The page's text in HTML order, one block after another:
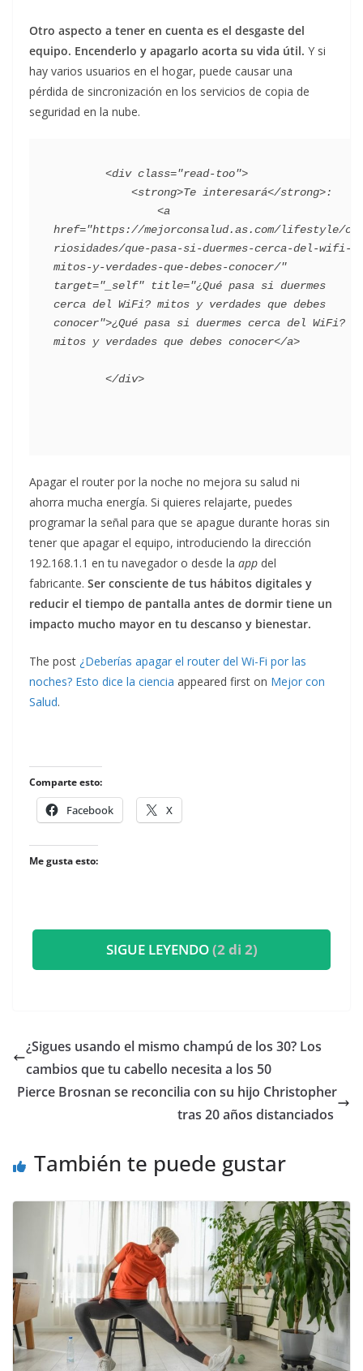
Otro aspecto a tener en cuenta es el desgaste del
equipo. Encenderlo y apagarlo acorta su vida útil. Y si
hay varios usuarios en el hogar, puede causar una
pérdida de sincronización en los servicios de copia de
seguridad en la nube.
href="https://mejorconsalud.as.com/lifestyle/cu
riosidades/que-pasa-si-duermes-cerca-del-wifi-
mitos-y-verdades-que-debes-conocer/"
target="_self" title="¿Qué pasa si duermes
cerca del WiFi? mitos y verdades que debes
conocer">¿Qué pasa si duermes cerca del WiFi?
mitos y verdades que debes conocer</a>
Apagar el router por la noche no mejora su salud ni
ahorra mucha energía. Si quieres relajarte, puedes
programar la señal para que se apague durante horas sin
tener que apagar el equipo, introduciendo la dirección
192.168.1.1 en tu navegador o desde la app del
fabricante. Ser consciente de tus hábitos digitales y
reducir el tiempo de pantalla antes de dormir tiene un
impacto mucho mayor en tu descanso y bienestar.
The post ¿Deberías apagar el router del Wi-Fi por las
noches? Esto dice la ciencia appeared first on Mejor con
Salud.
Comparte esto:
Facebook X
Me gusta esto:
SIGUE LEYENDO(2 di 2)
¿Sigues usando el mismo champú de los 30? Los
cambios que tu cabello necesita a los 50
​Pierce Brosnan se reconcilia con su hijo Christopher
tras 20 años distanciados
También te puede gustar